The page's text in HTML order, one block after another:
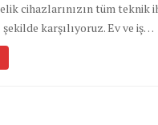
cihazlarınızın tüm teknik
karşılıyoruz. Ev ve iş…